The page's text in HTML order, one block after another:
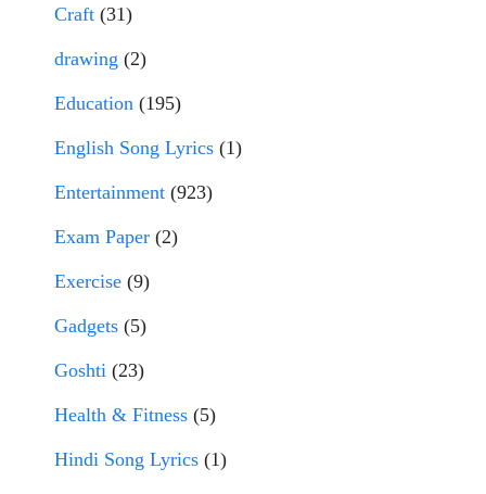
Craft (31)
drawing (2)
Education (195)
English Song Lyrics (1)
Entertainment (923)
Exam Paper (2)
Exercise (9)
Gadgets (5)
Goshti (23)
Health & Fitness (5)
Hindi Song Lyrics (1)